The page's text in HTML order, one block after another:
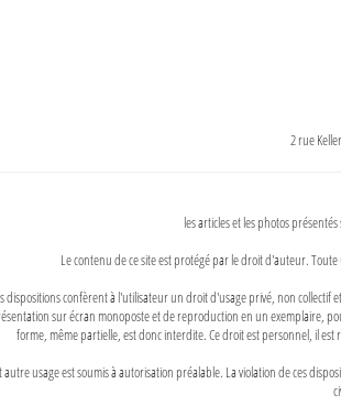
2 rue
les articles et les photos
Le contenu de ce site est protégé par le droit d'auteur.
dispositions confèrent à l'utilisateur un droit d'usage privé, non
sur écran monoposte et de reproduction en un exemplaire,
forme, même partielle, est donc interdite. Ce droit est personnel, il
autre usage est soumis à autorisation préalable. La violation de ces